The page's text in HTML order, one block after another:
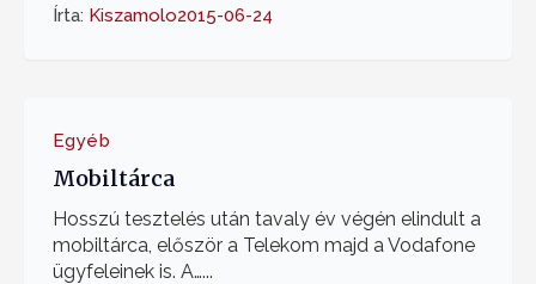
Írta: Kiszamolo2015-06-24
Egyéb
Mobiltárca
Hosszú tesztelés után tavaly év végén elindult a
mobiltárca, először a Telekom majd a Vodafone
ügyfeleinek is. A…...